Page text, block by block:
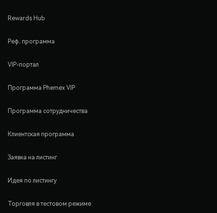
Rewards Hub
Реф. программа
VIP-портал
Программа Phemex VIP
Программа сотрудничества
Клиентская программа
Заявка на листинг
Идея по листингу
Торговля в тестовом режиме